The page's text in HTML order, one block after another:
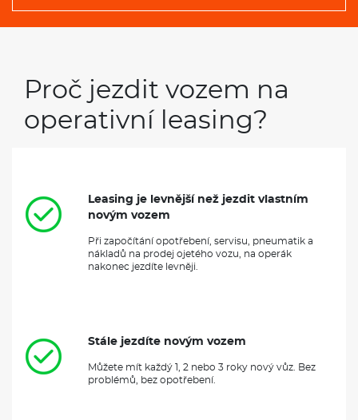
Proč jezdit vozem na
operativní leasing?
Leasing je levnější než jezdit vlastním
novým vozem
Při započítání opotřebení, servisu, pneumatik a
nákladů na prodej ojetého vozu, na operák
nakonec jezdíte levněji.
Stále jezdíte novým vozem
Můžete mít každý 1, 2 nebo 3 roky nový vůz. Bez
problémů, bez opotřebení.